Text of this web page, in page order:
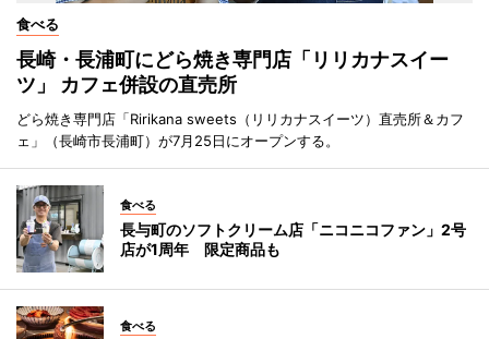
食べる
長崎・長浦町にどら焼き専門店「リリカナスイー
ツ」 カフェ併設の直売所
どら焼き専門店「Ririkana sweets（リリカナスイーツ）直売所＆カフ
ェ」（長崎市長浦町）が7月25日にオープンする。
食べる
長与町のソフトクリーム店「ニコニコファン」2号
店が1周年 限定商品も
食べる